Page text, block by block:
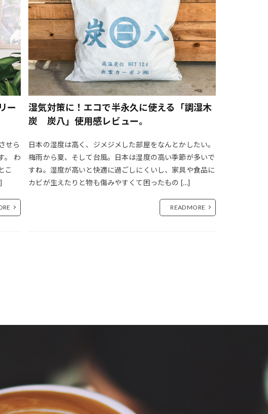
ー
せら
。 わ
こ
湿気対策に！エコで半永久に使える「調湿木
炭 炭八」使用感レビュー。
日本の湿度は高く、ジメジメした部屋をなんとかしたい。
梅雨から夏、そして台風。日本は湿度の高い季節が多いで
すね。湿度が高いと快適に過ごしにくいし、家具や食品に
カビが生えたりと物も傷みやすくて困ったもの […]
READ MORE
シフォン 上手な焼き方
シミ
シャボン玉石けん
リー 落葉樹
スイーツ
スイーツ写真
スイカペペ
ノートル
スタバ
ルなコーヒー
セルフマッサージ
そうめん料理
ソニーα7III
ダイソー
ング
デスクライト
ドラム式
ルガーデン 作り方
ニトリ
シー
ェイ
ハミガキ粉
ヘナ
エ
ベンジャミン